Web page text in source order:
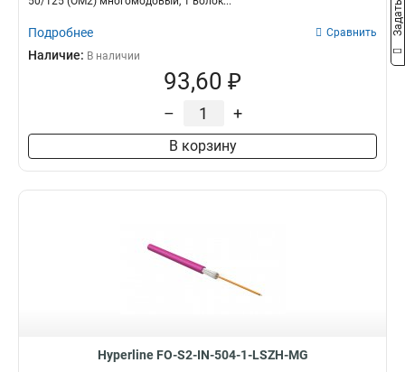
Подробнее Сравнить
Наличие: В наличии
93,60 ₽
– +
В корзину
Hyperline FO-S2-IN-504-1-LSZH-MG